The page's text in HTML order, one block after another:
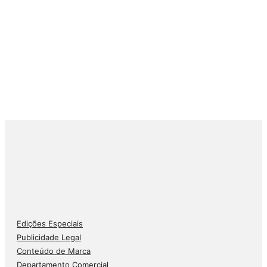
Edições Especiais
Publicidade Legal
Conteúdo de Marca
Departamento Comercial